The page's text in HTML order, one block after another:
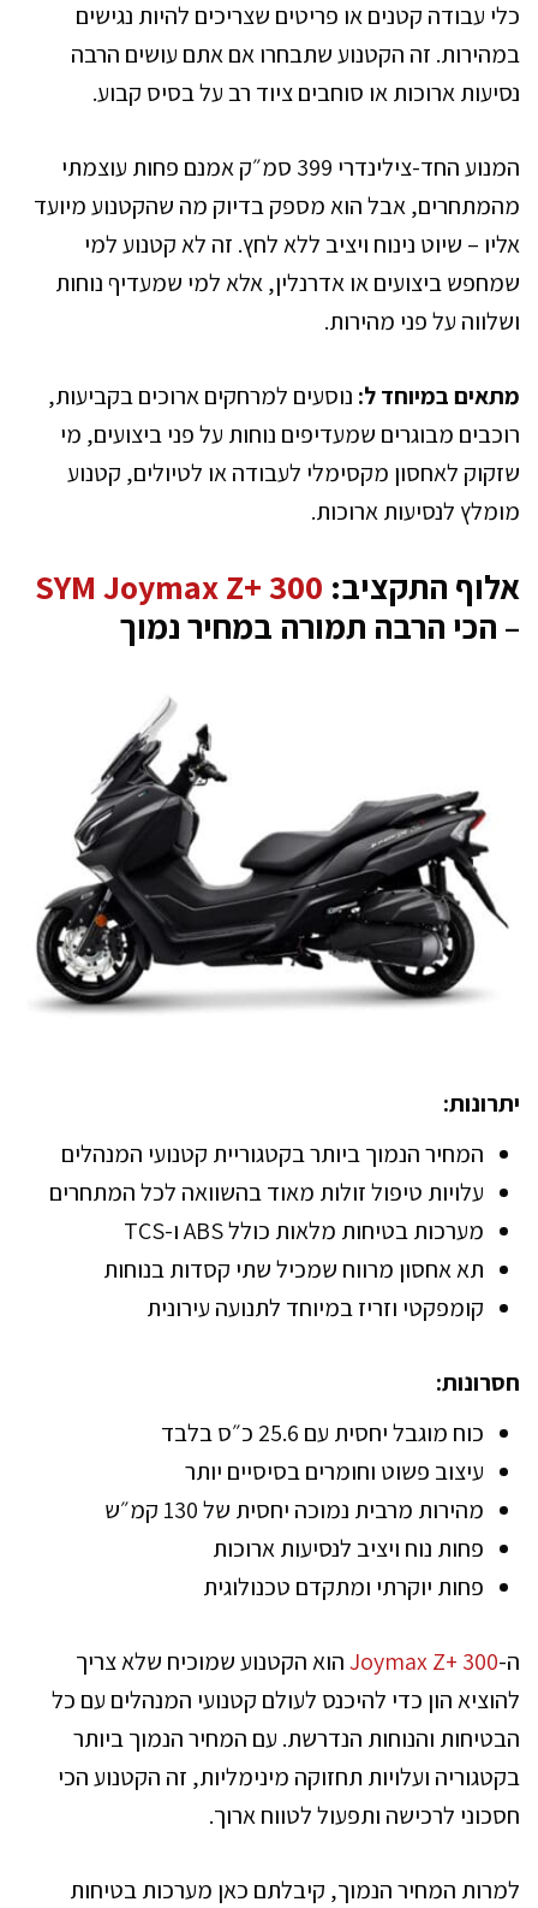
כלי עבודה קטנים או פריטים שצריכים להיות נגישים
במהירות. זה הקטנוע שתבחרו אם אתם עושים הרבה
נסיעות ארוכות או סוחבים ציוד רב על בסיס קבוע.
המנוע החד-צילינדרי 399 סמ״ק אמנם פחות עוצמתי
מהמתחרים, אבל הוא מספק בדיוק מה שהקטנוע מיועד
אליו – שיוט נינוח ויציב ללא לחץ. זה לא קטנוע למי
שמחפש ביצועים או אדרנלין, אלא למי שמעדיף נוחות
ושלווה על פני מהירות.
מתאים במיוחד ל: נוסעים למרחקים ארוכים בקביעות,
רוכבים מבוגרים שמעדיפים נוחות על פני ביצועים, מי
שזקוק לאחסון מקסימלי לעבודה או לטיולים, קטנוע
מומלץ לנסיעות ארוכות.
אלוף התקציב: SYM Joymax Z+ 300
– הכי הרבה תמורה במחיר נמוך
יתרונות:
המחיר הנמוך ביותר בקטגוריית קטנועי המנהלים
עלויות טיפול זולות מאוד בהשוואה לכל המתחרים
מערכות בטיחות מלאות כולל ABS ו-TCS
תא אחסון מרווח שמכיל שתי קסדות בנוחות
קומפקטי וזריז במיוחד לתנועה עירונית
חסרונות:
כוח מוגבל יחסית עם 25.6 כ״ס בלבד
עיצוב פשוט וחומרים בסיסיים יותר
מהירות מרבית נמוכה יחסית של 130 קמ״ש
פחות נוח ויציב לנסיעות ארוכות
פחות יוקרתי ומתקדם טכנולוגית
ה-Joymax Z+ 300הוא הקטנוע שמוכיח שלא צריך
להוציא הון כדי להיכנס לעולם קטנועי המנהלים עם כל
הבטיחות והנוחות הנדרשת. עם המחיר הנמוך ביותר
בקטגוריה ועלויות תחזוקה מינימליות, זה הקטנוע הכי
חסכוני לרכישה ותפעול לטווח ארוך.
למרות המחיר הנמוך, קיבלתם כאן מערכות בטיחות